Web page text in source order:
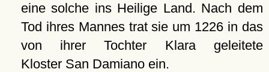
eine solche ins Heilige Land. Nach dem
Tod ihres Mannes trat sie um 1226 in das
von ihrer Tochter Klara geleitete
Kloster San Damianoein.